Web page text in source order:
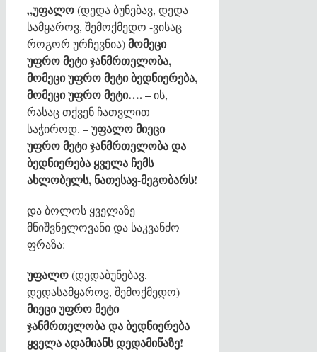
„უფალო(დედა ბუნებავ, დედა
სამყაროვ, შემოქმედო -ვისაც
როგორ ურჩევნია)მომეცი
უფრო მეტი ჯანმრთელობა,
მომეცი უფრო მეტი ბედნიერება,
მომეცი უფრო მეტი…. –ის,
რასაც თქვენ ჩათვლით
საჭიროდ. – უფალო მიეცი
უფრო მეტი ჯანმრთელობა და
ბედნიერება ყველა ჩემს
ახლობელს, ნათესავ-მეგობარს!
და ბოლოს ყველაზე
მნიშვნელოვანი და საკვანძო
ფრაზა:
უფალო(დედაბუნებავ,
დედასამყაროვ, შემოქმედო)
მიეცი უფრო მეტი
ჯანმრთელობა და ბედნიერება
ყველა ადამიანს დედამიწაზე!